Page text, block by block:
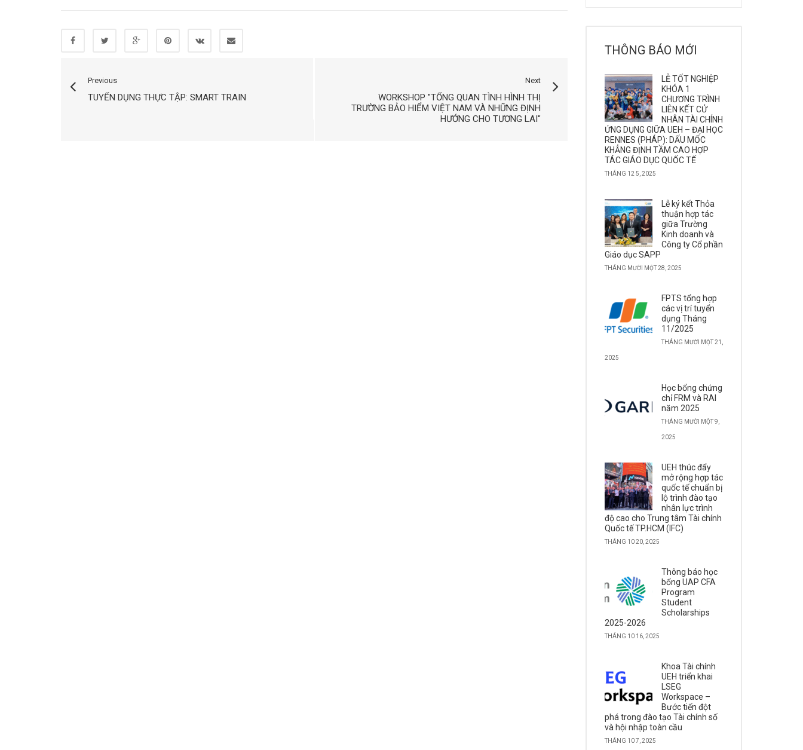
Previous
TUYỂN DỤNG THỰC TẬP: SMART TRAIN
Next
WORKSHOP "TỔNG QUAN TÌNH HÌNH THỊ
TRƯỜNG BẢO HIỂM VIỆT NAM VÀ NHỮNG ĐỊNH
HƯỚNG CHO TƯƠNG LAI"
THÔNG BÁO MỚI
LỄ TỐT NGHIỆP
KHÓA 1
CHƯƠNG TRÌNH
LIÊN KẾT CỬ
NHÂN TÀI CHÍNH
ỨNG DỤNG GIỮA UEH – ĐẠI HỌC
RENNES (PHÁP): DẤU MỐC
KHẲNG ĐỊNH TẦM CAO HỢP
TÁC GIÁO DỤC QUỐC TẾ
THÁNG 12 5, 2025
Lễ ký kết Thỏa
thuận hợp tác
giữa Trường
Kinh doanh và
Công ty Cổ phần
Giáo dục SAPP
THÁNG MƯỜI MỘT 28, 2025
FPTS tổng hợp
các vị trí tuyển
dụng Tháng
11/2025
THÁNG MƯỜI MỘT 21,
2025
Học bổng chứng
chỉ FRM và RAI
năm 2025
THÁNG MƯỜI MỘT 9,
2025
UEH thúc đẩy
mở rộng hợp tác
quốc tế chuẩn bị
lộ trình đào tạo
nhân lực trình
độ cao cho Trung tâm Tài chính
Quốc tế TP.HCM (IFC)
THÁNG 10 20, 2025
Thông báo học
bổng UAP CFA
Program
Student
Scholarships
2025-2026
THÁNG 10 16, 2025
Khoa Tài chính
UEH triển khai
LSEG
Workspace –
Bước tiến đột
phá trong đào tạo Tài chính số
và hội nhập toàn cầu
THÁNG 10 7, 2025